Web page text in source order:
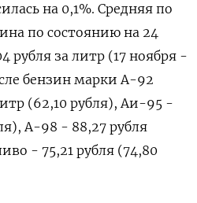
на 0,1%. Средняя по
по состоянию на 24
рубля за литр (17 ноября -
бензин марки А-92
(62,10 рубля), Аи-95 -
А-98 - 88,27 рубля
- 75,21 рубля (74,80